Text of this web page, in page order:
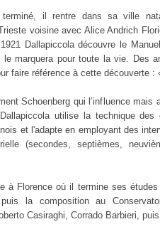
terminé, il rentre dans sa ville
voisine avec Alice Andrich
Dallapiccola découvre le
le marquera pour toute la vie. Des
faire référence à cette découverte :
Schoenberg qui l’influence
utilise la technique
et l'adapte en employant des
(secondes, septièmes,
à Florence où il termine ses
la composition au
Casiraghi, Corrado Barbieri,